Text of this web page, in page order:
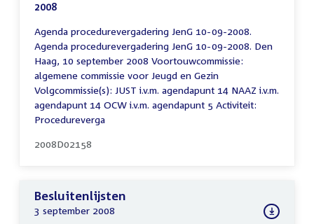
2008
Agenda procedurevergadering JenG 10-09-2008.
Agenda procedurevergadering JenG 10-09-2008. Den
Haag, 10 september 2008 Voortouwcommissie:
algemene commissie voor Jeugd en Gezin
Volgcommissie(s): JUST i.v.m. agendapunt 14 NAAZ i.v.m.
agendapunt 14 OCW i.v.m. agendapunt 5 Activiteit:
Procedureverga
2008D02158
Besluitenlijsten
3 september 2008